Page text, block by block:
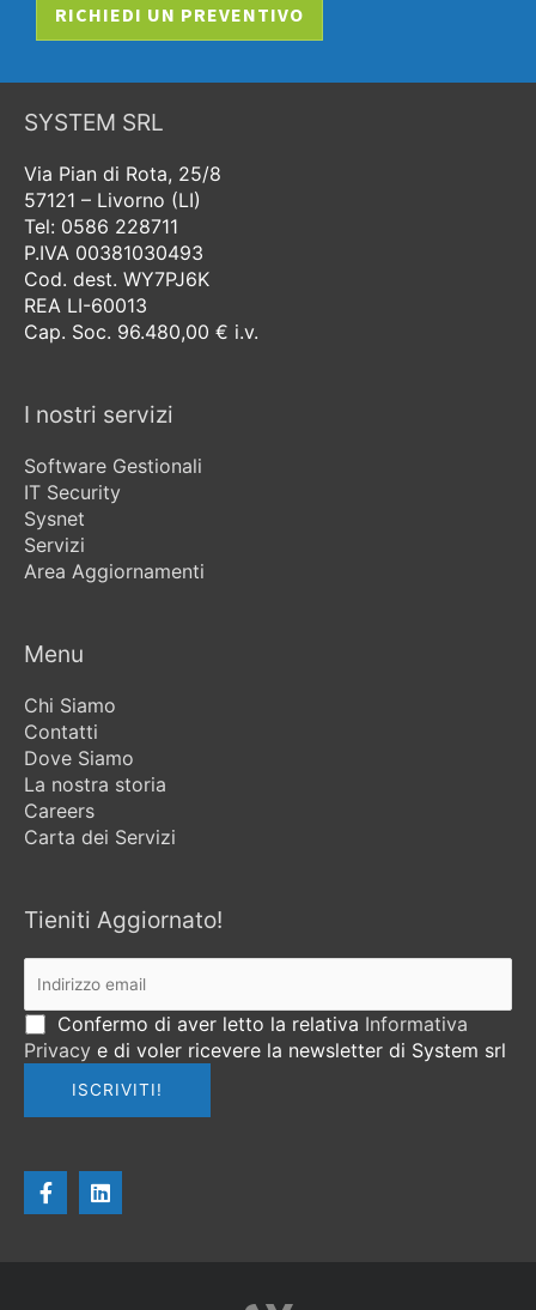
RICHIEDI UN PREVENTIVO
SYSTEM SRL
Via Pian di Rota, 25/8
57121 – Livorno (LI)
Tel: 0586 228711
P.IVA 00381030493
Cod. dest. WY7PJ6K
REA LI-60013
Cap. Soc. 96.480,00 € i.v.
I nostri servizi
Software Gestionali
IT Security
Sysnet
Servizi
Area Aggiornamenti
Menu
Chi Siamo
Contatti
Dove Siamo
La nostra storia
Careers
Carta dei Servizi
Tieniti Aggiornato!
Confermo di aver letto la relativa Informativa
Privacy e di voler ricevere la newsletter di System srl
F
a
L
i